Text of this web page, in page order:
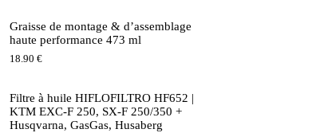
Graisse de montage & d’assemblage
haute performance 473 ml
18.90 €
Filtre à huile HIFLOFILTRO HF652 |
KTM EXC-F 250, SX-F 250/350 +
Husqvarna, GasGas, Husaberg